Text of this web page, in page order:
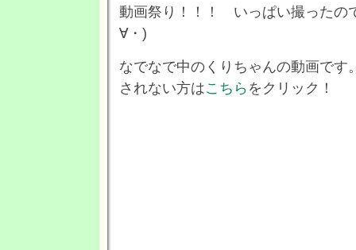
動画祭り！！！ いっぱい撮ったの
∀・)
なでなで中のくりちゃんの動画です
されない方はこちらをクリック！